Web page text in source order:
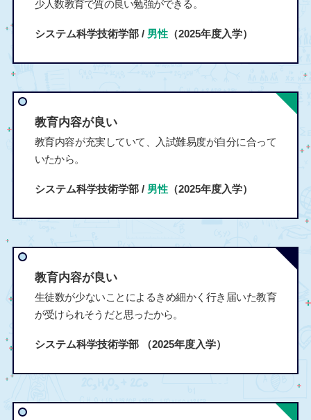
少人数教育で質の良い勉強ができる。
システム科学技術学部 / 男性（2025年度入学）
教育内容が良い
教育内容が充実していて、入試難易度が自分に合って
いたから。
システム科学技術学部 / 男性（2025年度入学）
教育内容が良い
生徒数が少ないことによるきめ細かく行き届いた教育
が受けられそうだと思ったから。
システム科学技術学部 （2025年度入学）